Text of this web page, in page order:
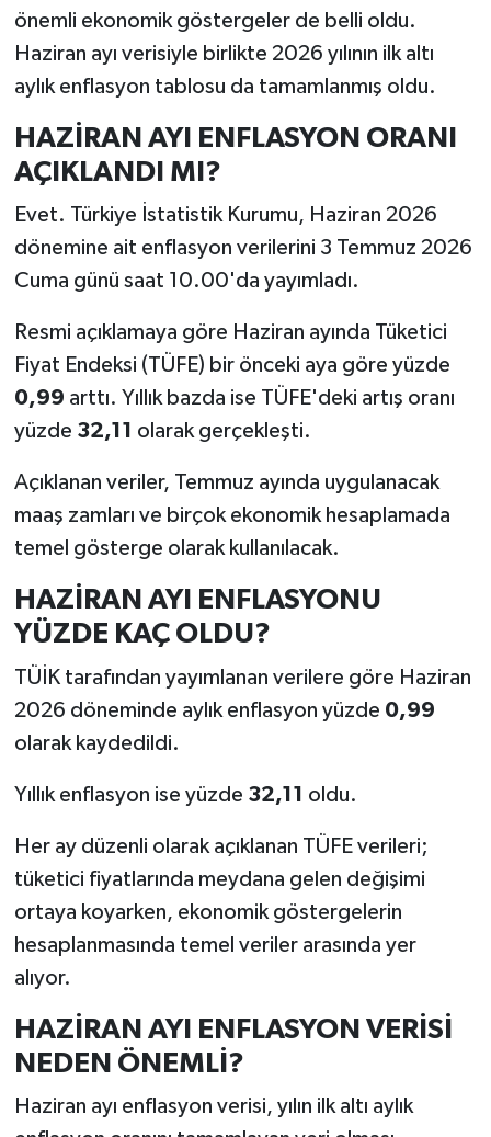
önemli ekonomik göstergeler de belli oldu.
Haziran ayı verisiyle birlikte 2026 yılının ilk altı
aylık enflasyon tablosu da tamamlanmış oldu.
HAZİRAN AYI ENFLASYON ORANI
AÇIKLANDI MI?
Evet. Türkiye İstatistik Kurumu, Haziran 2026
dönemine ait enflasyon verilerini 3 Temmuz 2026
Cuma günü saat 10.00'da yayımladı.
Resmi açıklamaya göre Haziran ayında Tüketici
Fiyat Endeksi (TÜFE) bir önceki aya göre yüzde
0,99 arttı. Yıllık bazda ise TÜFE'deki artış oranı
yüzde 32,11 olarak gerçekleşti.
Açıklanan veriler, Temmuz ayında uygulanacak
maaş zamları ve birçok ekonomik hesaplamada
temel gösterge olarak kullanılacak.
HAZİRAN AYI ENFLASYONU
YÜZDE KAÇ OLDU?
TÜİK tarafından yayımlanan verilere göre Haziran
2026 döneminde aylık enflasyon yüzde 0,99
olarak kaydedildi.
Yıllık enflasyon ise yüzde 32,11 oldu.
Her ay düzenli olarak açıklanan TÜFE verileri;
tüketici fiyatlarında meydana gelen değişimi
ortaya koyarken, ekonomik göstergelerin
hesaplanmasında temel veriler arasında yer
alıyor.
HAZİRAN AYI ENFLASYON VERİSİ
NEDEN ÖNEMLİ?
Haziran ayı enflasyon verisi, yılın ilk altı aylık